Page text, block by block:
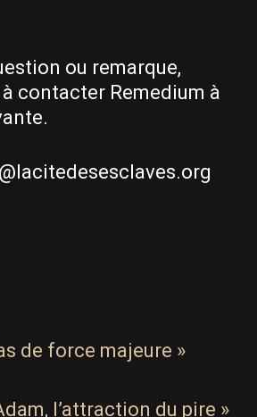
ou remarque,
contacter Remedium à
de force majeure »
l’attraction du pire »